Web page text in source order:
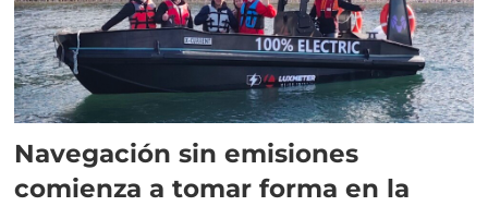
Navegación sin emisiones
comienza a tomar forma en la